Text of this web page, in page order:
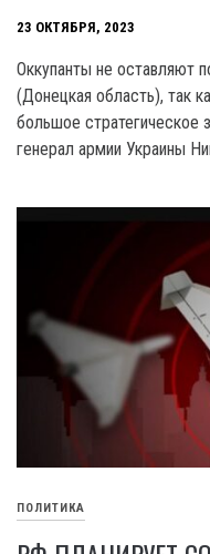
23 ОКТЯБРЯ, 2023
Оккупанты не оставляют
(Донецкая область), так
большое стратегическое
генерал армии Украины
ПОЛИТИКА